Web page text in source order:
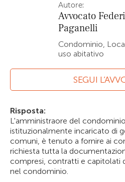
Autore:
Avvocato
Paganelli
Condominio,
uso abitativo
SEGUI
Risposta:
L'amministraore del
istituzionalmente incaricato di
comuni, è tenuto a fornire ai
richiesta tutta la
compresi, contratti e capitolati
nel condominio.